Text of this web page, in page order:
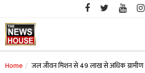
content
Home जल जीवन मिशन से 49 लाख से अधिक ग्रामीण